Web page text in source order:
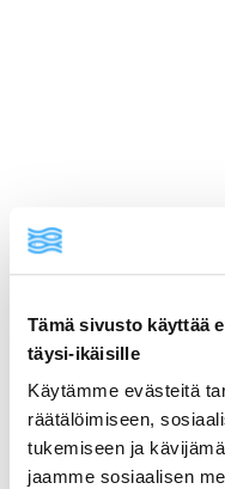
Tämä sivusto käyttää
täysi-ikäisille
Käytämme evästeitä
räätälöimiseen,
tukemiseen ja
jaamme sosiaalisen